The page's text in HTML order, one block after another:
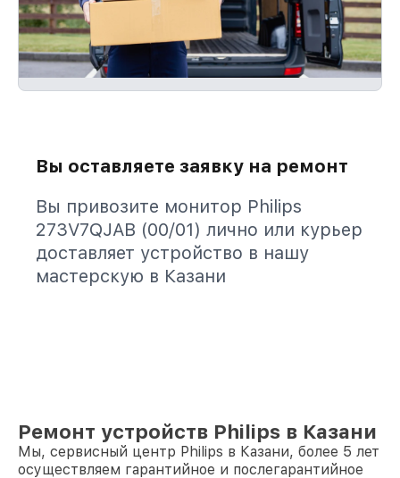
Вы оставляете заявку на ремонт
Вы привозите монитор Philips
273V7QJAB (00/01) лично или курьер
доставляет устройство в нашу
мастерскую в Казани
Ремонт устройств Philips в Казани
Мы, сервисный центр Philips в Казани, более 5 лет
осуществляем гарантийное и послегарантийное